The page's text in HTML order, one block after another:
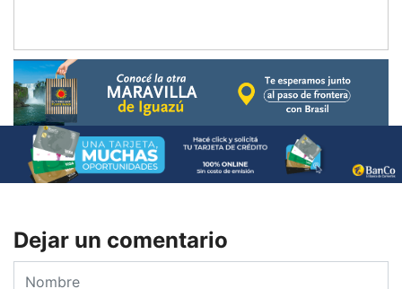
Dejar un comentario